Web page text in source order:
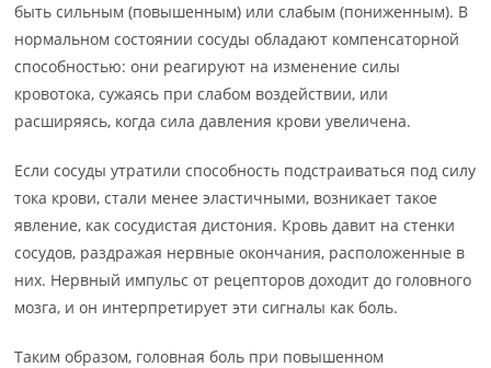
быть сильным (повышенным) или слабым (пониженным). В
нормальном состоянии сосуды обладают компенсаторной
способностью: они реагируют на изменение силы
кровотока, сужаясь при слабом воздействии, или
расширяясь, когда сила давления крови увеличена.
Если сосуды утратили способность подстраиваться под силу
тока крови, стали менее эластичными, возникает такое
явление, как сосудистая дистония. Кровь давит на стенки
сосудов, раздражая нервные окончания, расположенные в
них. Нервный импульс от рецепторов доходит до головного
мозга, и он интерпретирует эти сигналы как боль.
Таким образом, головная боль при повышенном